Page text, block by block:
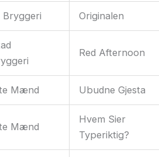
Bryggeri Originalen
Red Afternoon
Mænd Ubudne Gjesta
Mænd
Hvem Sier
Typeriktig?